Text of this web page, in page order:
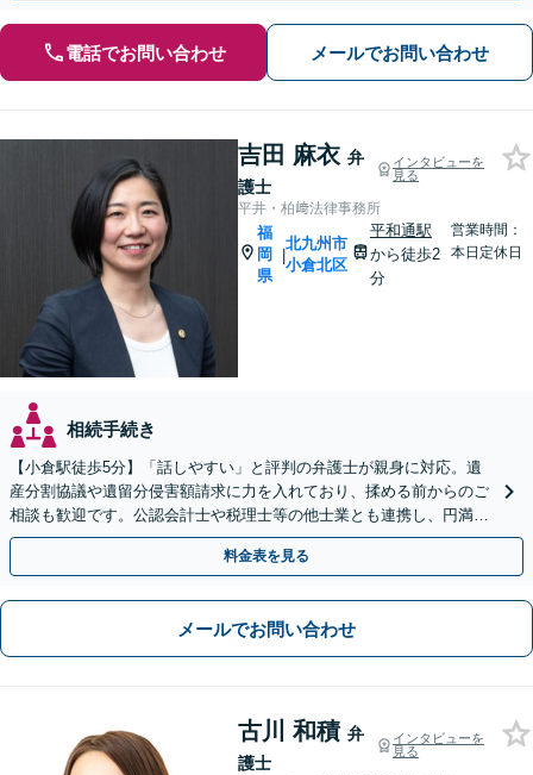
電話でお問い合わせ メールでお問い合わせ
吉田 麻衣 弁
護士
インタビューを
見る
平井・柏﨑法律事務所
福
岡
県
|
北九州市
小倉北区
平和通駅
から徒歩2
分
営業時間：
本日定休日
相続手続き
【小倉駅徒歩5分】「話しやすい」と評判の弁護士が親身に対応。遺
産分割協議や遺留分侵害額請求に力を入れており、揉める前からのご
相談も歓迎です。公認会計士や税理士等の他士業とも連携し、円満な
解決を全力でサポートいたします。まずはご相談ください。
料金表を見る
メールでお問い合わせ
古川 和積 弁
護士
インタビューを
見る